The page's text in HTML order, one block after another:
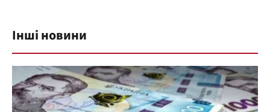
Інші новини